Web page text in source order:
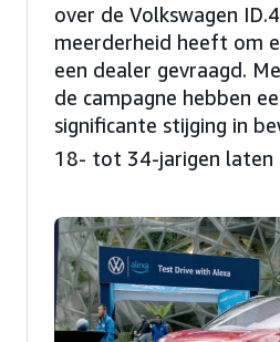
over de Volkswagen
meerderheid heeft om
een dealer gevraagd.
de campagne hebben
significante stijging in
18- tot 34-jarigen laten